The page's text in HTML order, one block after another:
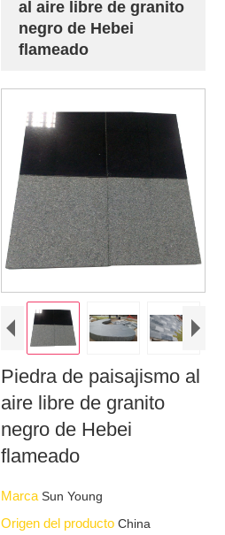
al aire libre de granito
negro de Hebei
flameado
Piedra de paisajismo al
aire libre de granito
negro de Hebei
flameado
MarcaSun Young
Origen del productoChina